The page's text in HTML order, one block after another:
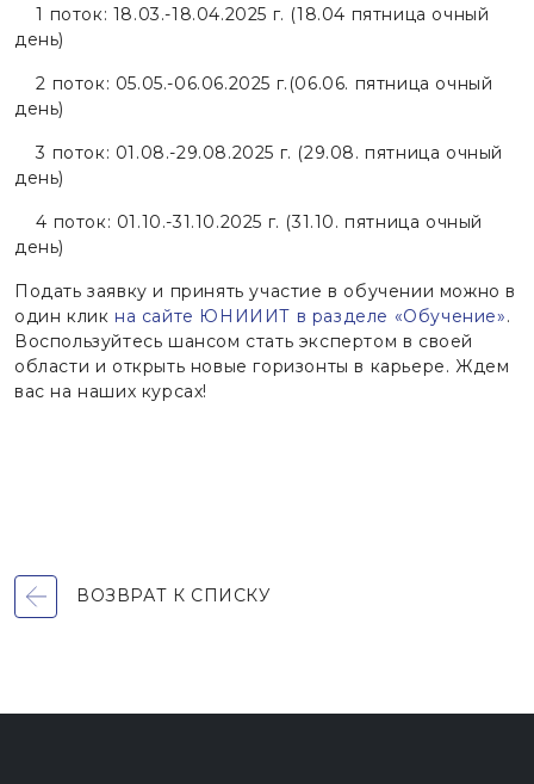
1 поток: 18.03.-18.04.2025 г. (18.04 пятница очный
день)
2 поток: 05.05.-06.06.2025 г.(06.06. пятница очный
день)
3 поток: 01.08.-29.08.2025 г. (29.08. пятница очный
день)
4 поток: 01.10.-31.10.2025 г. (31.10. пятница очный
день)
Подать заявку и принять участие в обучении можно в
один клик на сайте ЮНИИИТ в разделе «Обучение».
Воспользуйтесь шансом стать экспертом в своей
области и открыть новые горизонты в карьере. Ждем
вас на наших курсах!
ВОЗВРАТ К СПИСКУ